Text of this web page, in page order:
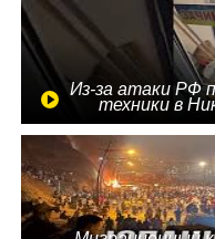
Из-за атаки РФ
техники в